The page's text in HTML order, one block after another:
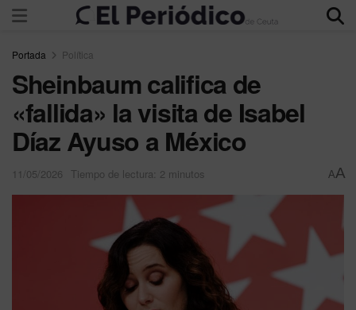
Portada Política
Sheinbaum califica de
«fallida» la visita de Isabel
Díaz Ayuso a México
11/05/2026 Tiempo de lectura: 2 minutos AA